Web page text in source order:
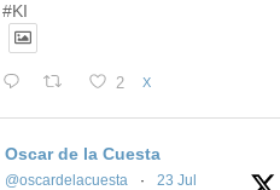
#KI
2 X
Oscar de la Cuesta
@oscardelacuesta · 23 Jul